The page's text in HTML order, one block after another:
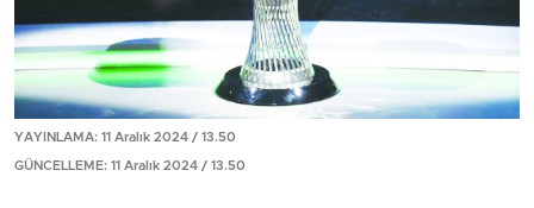
YAYINLAMA: 11 Aralık 2024 / 13.50
GÜNCELLEME: 11 Aralık 2024 / 13.50